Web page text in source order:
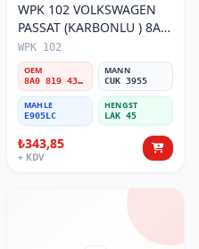
WPK 102 VOLKSWAGEN
PASSAT (KARBONLU ) 8A0
819 439B Polen Filtresi
WPK 102
OEM
8A0 819 439B
MANN
CUK 3955
MAHLE
E905LC
HENGST
LAK 45
₺343,85
+ KDV